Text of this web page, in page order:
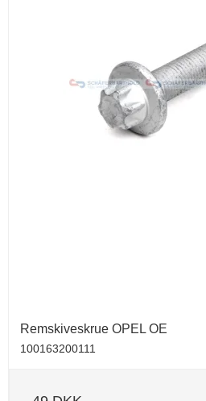
Remskiveskrue OPEL OE
100163200111